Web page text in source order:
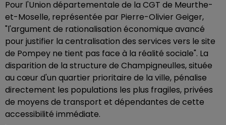
Pour l'Union départementale de la CGT de Meurthe-
et-Moselle, représentée par Pierre-Olivier Geiger,
"l'argument de rationalisation économique avancé
pour justifier la centralisation des services vers le site
de Pompey ne tient pas face à la réalité sociale". La
disparition de la structure de Champigneulles, située
au cœur d'un quartier prioritaire de la ville, pénalise
directement les populations les plus fragiles, privées
de moyens de transport et dépendantes de cette
accessibilité immédiate.